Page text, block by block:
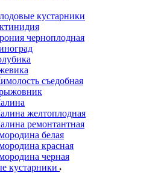
кустарники
черноплодная
съедобная
желтоплодная
ремонтантная
белая
красная
черная
кустарники